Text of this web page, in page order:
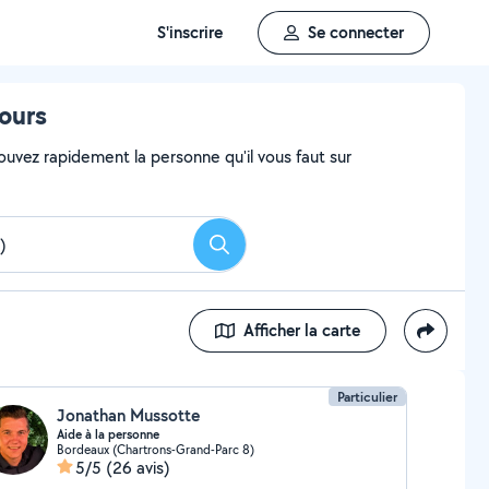
S'inscrire Se connecter
rapidement la personne qu'il vous faut sur
Rechercher
Afficher la carte
Particulier
Jonathan Mussotte
Aide à la personne
Bordeaux (Chartrons-Grand-Parc 8)
5/5 (26 avis)